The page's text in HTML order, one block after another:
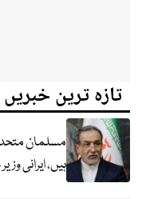
تازہ ترین خبریں
مسلمان متحد
ہیں، ایرانی